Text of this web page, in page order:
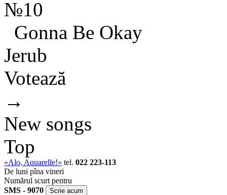
№10
Gonna Be Okay
Jerub
Votează
→
New songs
Top
«Alo, Aquarelle!» tel. 022 223-113
De luni pîna vineri
Numărul scurt pentru
SMS - 9070